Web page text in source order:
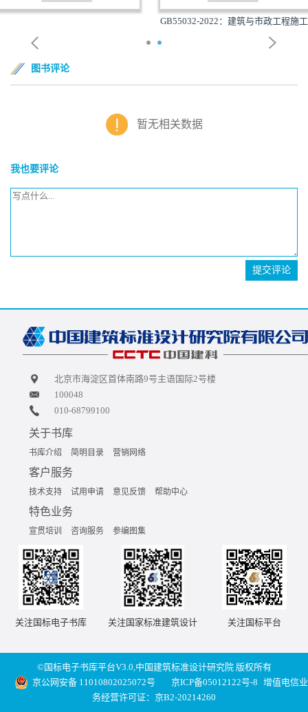
GB55032-2022：建筑与市政工程施工质量控制通用规范
图书评论
暂无相关数据
我也要评论
提交评论
北京市海淀区首体南路9号主语国际2号楼
100048
010-68799100
关于书库
书库介绍 简明目录 营销网络
客户服务
技术支持 试用申请 意见反馈 帮助中心
特色业务
宣贯培训 咨询服务 参编图集
关注国标电子书库 关注国家标准建筑设计 关注国标平台
©国标电子书库平台V3.0,中国建筑标准设计研究院 版权所有
京公网安备 11010802025072号
京ICP备05012122号-8 增值电信业
务经营许可证：京B2-20214260